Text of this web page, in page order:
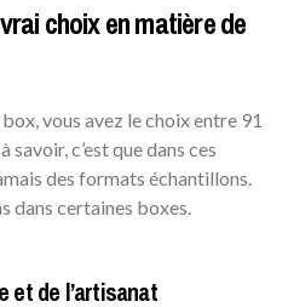
choix en matière de
vous avez le choix entre 91
c’est que dans ces
des formats échantillons.
dans certaines boxes.
et de l’artisanat